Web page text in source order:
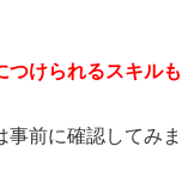
けられるスキルも
前に確認してみま